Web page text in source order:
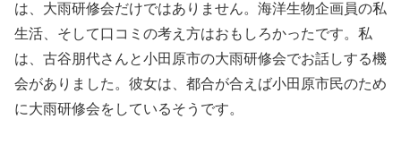
は、大雨研修会だけではありません。海洋生物企画員の私
生活、そして口コミの考え方はおもしろかったです。私
は、古谷朋代さんと小田原市の大雨研修会でお話しする機
会がありました。彼女は、都合が合えば小田原市民のため
に大雨研修会をしているそうです。